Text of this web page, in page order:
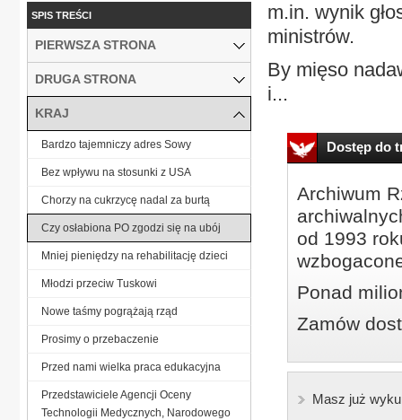
m.in. wynik
ministrów.
By mięso
i...
Dostęp do
Archiwum
od 1993
Ponad
Zamów
Masz już
SPIS TREŚCI
PIERWSZA STRONA
DRUGA STRONA
KRAJ
Bardzo tajemniczy adres Sowy
Bez wpływu na stosunki z USA
Chorzy na cukrzycę nadal za burtą
Czy osłabiona PO zgodzi się na ubój
Mniej pieniędzy na rehabilitację dzieci
Młodzi przeciw Tuskowi
Nowe taśmy pogrążają rząd
Prosimy o przebaczenie
Przed nami wielka praca edukacyjna
Przedstawiciele Agencji Oceny
Technologii Medycznych, Narodowego